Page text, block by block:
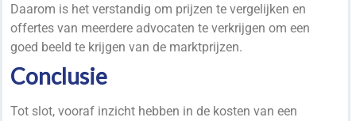
Daarom is het verstandig om prijzen te vergelijken en
offertes van meerdere advocaten te verkrijgen om een
goed beeld te krijgen van de marktprijzen.
Conclusie
Tot slot, vooraf inzicht hebben in de kosten van een